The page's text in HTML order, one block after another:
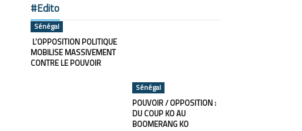
#Edito
Sénégal
L’OPPOSITION POLITIQUE
MOBILISE MASSIVEMENT
CONTRE LE POUVOIR
Sénégal
POUVOIR / OPPOSITION :
DU COUP KO AU
BOOMERANG KO